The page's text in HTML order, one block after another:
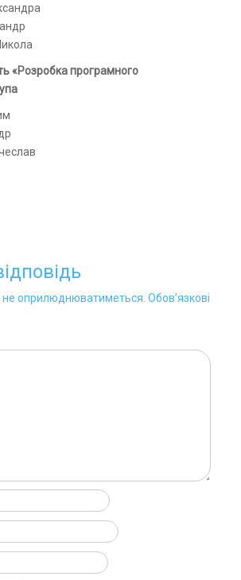
«Розробкапрограмного
оприлюднюватиметься. Обов’язкові